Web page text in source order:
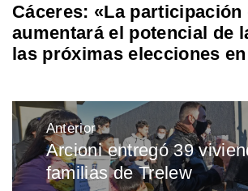
Cáceres: «La participación
aumentará el potencial de
las próximas elecciones
Navegación
de
entradas
Anterior
Entrada
anterior:
Arcioni entregó 39
familias de Trelew